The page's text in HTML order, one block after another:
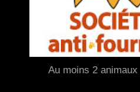
Au moins 2